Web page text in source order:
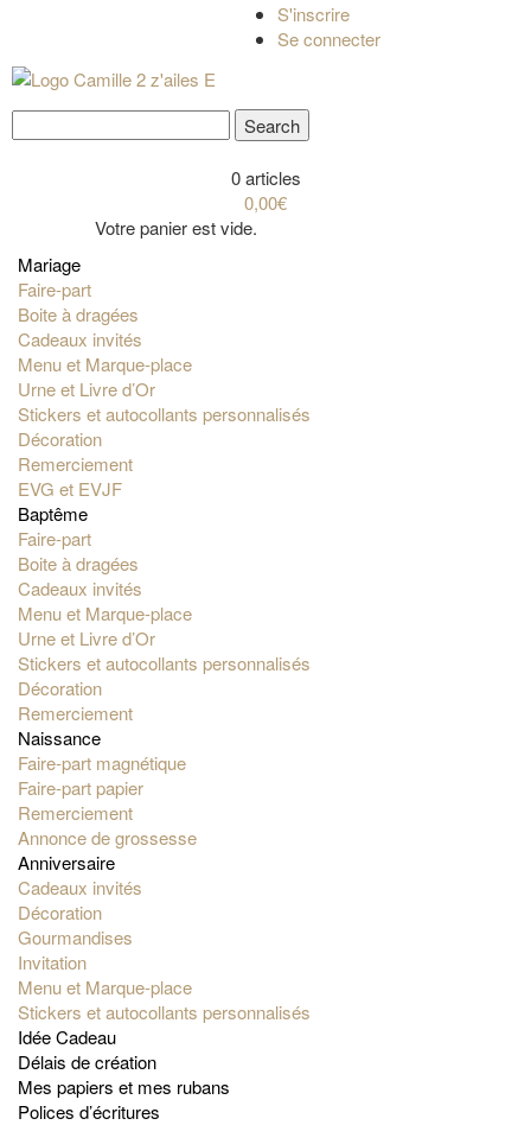
S'inscrire
Se connecter
0 articles
0,00€
Votre panier est vide.
Mariage
Faire-part
Boite à dragées
Cadeaux invités
Menu et Marque-place
Urne et Livre d’Or
Stickers et autocollants personnalisés
Décoration
Remerciement
EVG et EVJF
Baptême
Faire-part
Boite à dragées
Cadeaux invités
Menu et Marque-place
Urne et Livre d’Or
Stickers et autocollants personnalisés
Décoration
Remerciement
Naissance
Faire-part magnétique
Faire-part papier
Remerciement
Annonce de grossesse
Anniversaire
Cadeaux invités
Décoration
Gourmandises
Invitation
Menu et Marque-place
Stickers et autocollants personnalisés
Idée Cadeau
Délais de création
Mes papiers et mes rubans
Polices d’écritures